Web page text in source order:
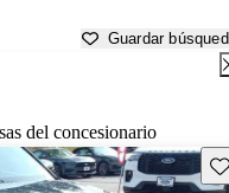
Guardar
del concesionario